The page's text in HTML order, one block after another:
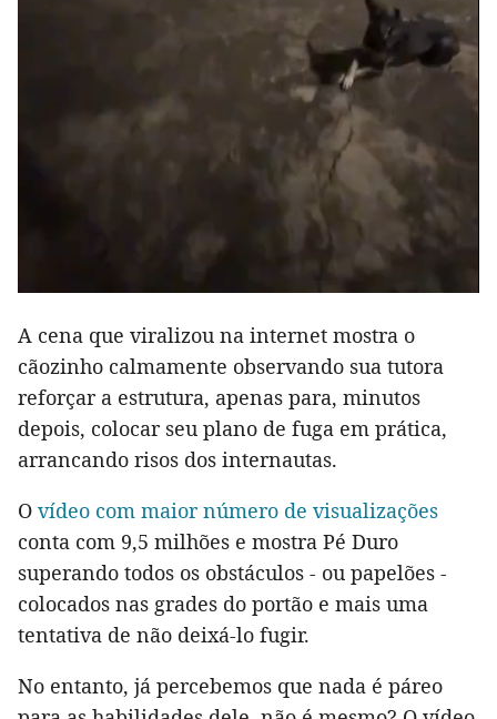
A cena que viralizou na internet mostra o
cãozinho calmamente observando sua tutora
reforçar a estrutura, apenas para, minutos
depois, colocar seu plano de fuga em prática,
arrancando risos dos internautas.
O vídeo com maior número de visualizações
conta com 9,5 milhões e mostra Pé Duro
superando todos os obstáculos - ou papelões -
colocados nas grades do portão e mais uma
tentativa de não deixá-lo fugir.
No entanto, já percebemos que nada é páreo